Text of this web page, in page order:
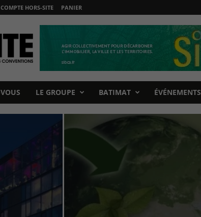
HORS-SITE PANIER
LE GROUPE BATIMAT ÉVÉNEMENTS